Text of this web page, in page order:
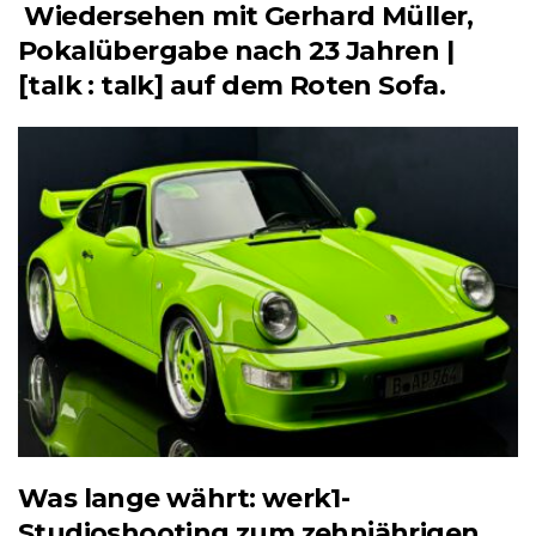
Wiedersehen mit Gerhard Müller,
Pokalübergabe nach 23 Jahren |
[talk : talk] auf dem Roten Sofa.
Was lange währt: werk1-